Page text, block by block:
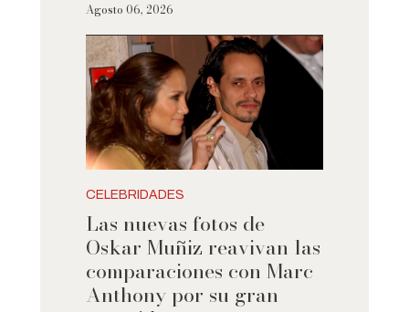
Agosto 06, 2026
CELEBRIDADES
Las nuevas fotos de
Oskar Muñiz reavivan las
comparaciones con Marc
Anthony por su gran